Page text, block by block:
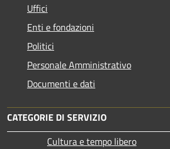
Uffici
Enti e fondazioni
Politici
Personale Amministrativo
Documenti e dati
CATEGORIE DI SERVIZIO
Cultura e tempo libero